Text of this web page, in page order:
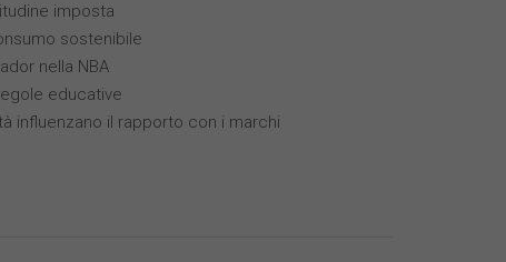
imposta
sostenibile
nella NBA
educative
influenzano il rapporto con i marchi